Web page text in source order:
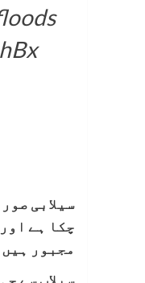
سیلابی
چکا ہے
مجبور
سیلاب سے